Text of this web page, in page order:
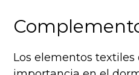
Los elementos textiles